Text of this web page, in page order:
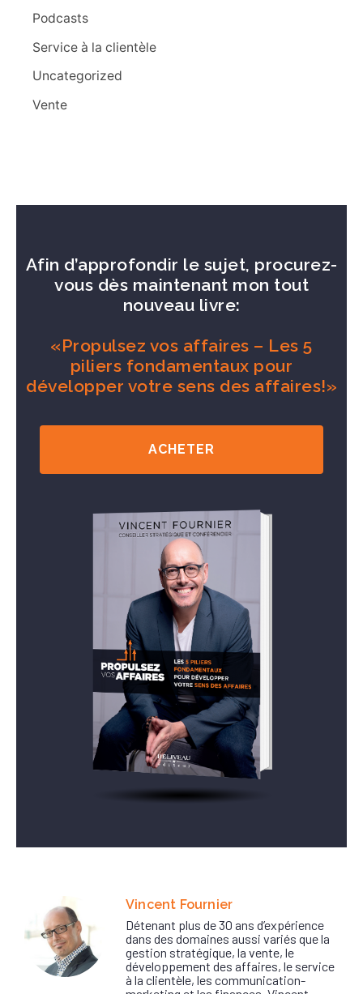
Podcasts
Service à la clientèle
Uncategorized
Vente
Afin d’approfondir le sujet, procurez-
vous dès maintenant mon tout
nouveau livre:
«Propulsez vos affaires – Les 5
piliers fondamentaux pour
développer votre sens des affaires!»
ACHETER
Vincent Fournier
Détenant plus de 30 ans d’expérience
dans des domaines aussi variés que la
gestion stratégique, la vente, le
développement des affaires, le service
à la clientèle, les communication-